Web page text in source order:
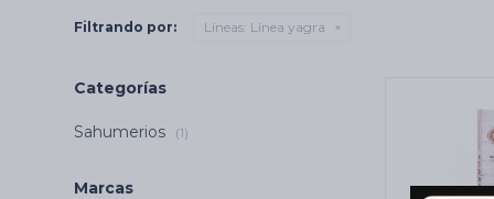
Filtrando por: Líneas: Línea yagra
Categorías
Sahumerios (1)
Marcas